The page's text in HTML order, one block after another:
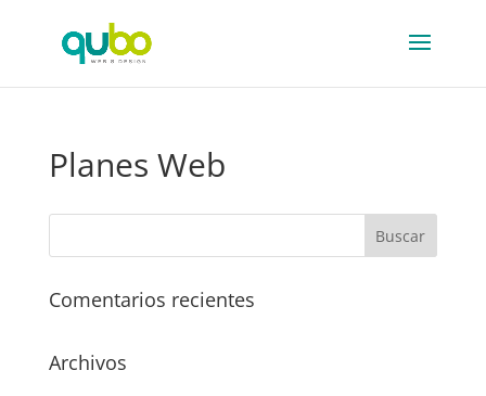
Planes Web
Comentarios recientes
Archivos